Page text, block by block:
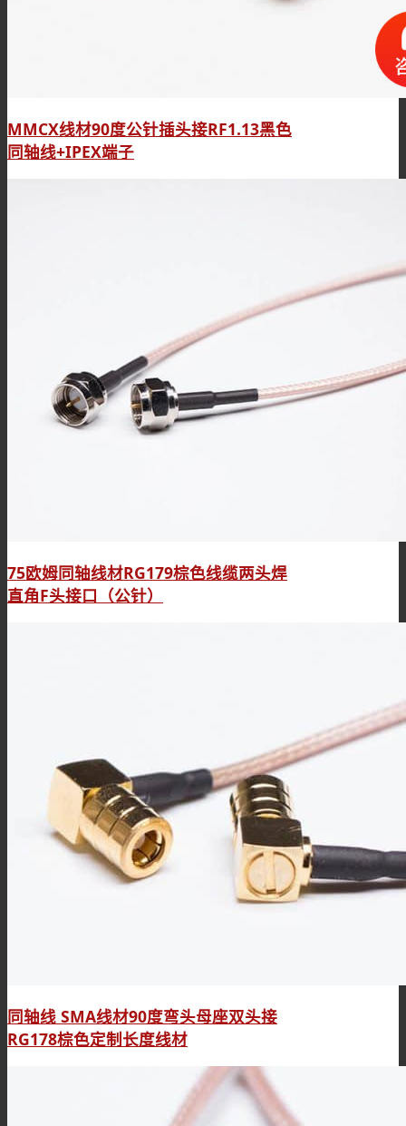
MMCX线材90度公针插头接RF1.13黑色
同轴线+IPEX端子
75欧姆同轴线材RG179棕色线缆两头焊
直角F头接口（公针）
同轴线 SMA线材90度弯头母座双头接
RG178棕色定制长度线材